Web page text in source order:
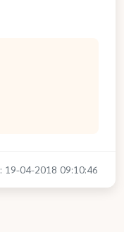
04-2018 09:10:46